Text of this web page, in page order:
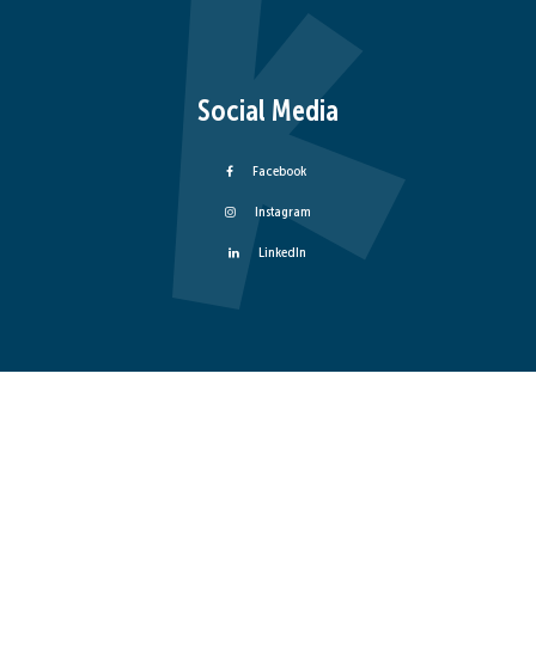
Social Media
Facebook
Instagram
LinkedIn